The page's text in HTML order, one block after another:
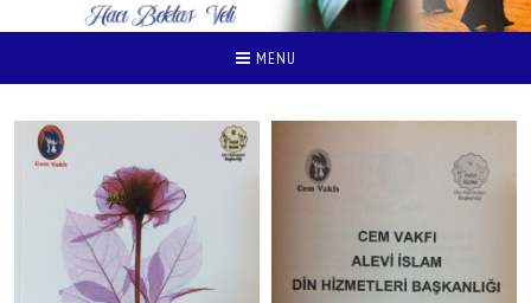
MENU